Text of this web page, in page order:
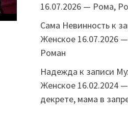
16.07.2026 — Рома,
Сама Невинностьк
Женское 16.07.2026
Роман
Надежда к записи
Женское 16.02.2024
декрете, мама в